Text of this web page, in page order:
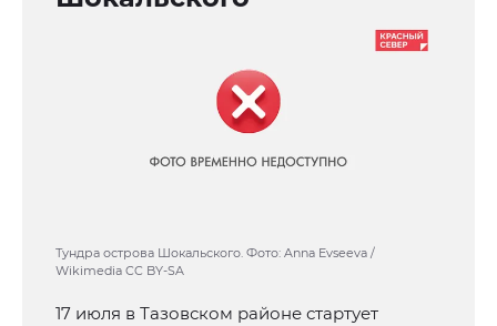
Тундра острова Шокальского. Фото: Anna Evseeva /
Wikimedia CC BY-SA
17 июля в Тазовском районе стартует